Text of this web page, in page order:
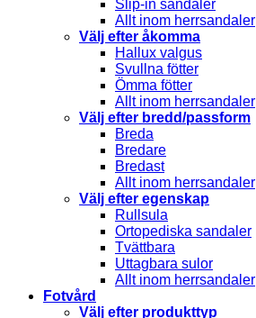
Slip-in sandaler
Allt inom herrsandaler
Välj efter åkomma
Hallux valgus
Svullna fötter
Ömma fötter
Allt inom herrsandaler
Välj efter bredd/passform
Breda
Bredare
Bredast
Allt inom herrsandaler
Välj efter egenskap
Rullsula
Ortopediska sandaler
Tvättbara
Uttagbara sulor
Allt inom herrsandaler
Fotvård
Välj efter produkttyp